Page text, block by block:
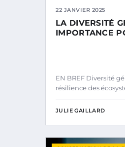
22 JANVIER 2025
LA DIVERSITÉ
IMPORTANCE
EN BREF Diversité
résilience des
JULIE GAILLARD